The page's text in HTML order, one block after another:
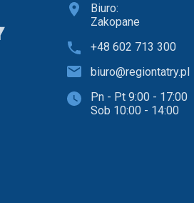
Biuro:
Zakopane
+48 602 713 300
biuro@regiontatry.pl
Pn - Pt 9:00 - 17:00
Sob 10:00 - 14:00